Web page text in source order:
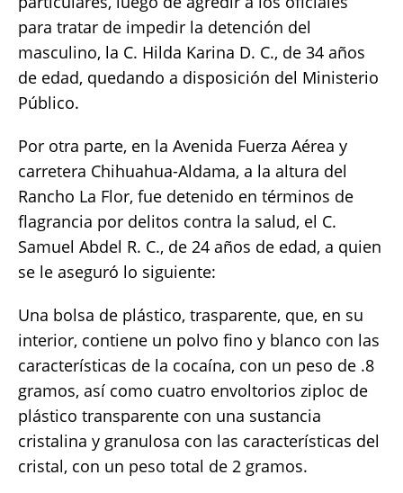
para tratar de impedir la detención del
masculino, la C. Hilda Karina D. C., de 34 años
de edad, quedando a disposición del Ministerio
Público.
Por otra parte, en la Avenida Fuerza Aérea y
carretera Chihuahua-Aldama, a la altura del
Rancho La Flor, fue detenido en términos de
flagrancia por delitos contra la salud, el C.
Samuel Abdel R. C., de 24 años de edad, a quien
se le aseguró lo siguiente:
Una bolsa de plástico, trasparente, que, en su
interior, contiene un polvo fino y blanco con las
características de la cocaína, con un peso de .8
gramos, así como cuatro envoltorios ziploc de
plástico transparente con una sustancia
cristalina y granulosa con las características del
cristal, con un peso total de 2 gramos.